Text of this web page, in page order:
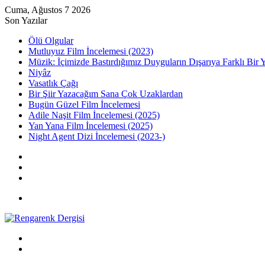
Cuma, Ağustos 7 2026
Son Yazılar
Ölü Olgular
Mutluyuz Film İncelemesi (2023)
Müzik: İçimizde Bastırdığımız Duyguların Dışarıya Farklı Bir
Niyâz
Vasatlık Çağı
Bir Şiir Yazacağım Sana Çok Uzaklardan
Bugün Güzel Film İncelemesi
Adile Naşit Film İncelemesi (2025)
Yan Yana Film İncelemesi (2025)
Night Agent Dizi İncelemesi (2023-)